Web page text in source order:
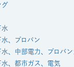
グ
水
、プロパン
、中部電力、プロパン
、都市ガス、電気